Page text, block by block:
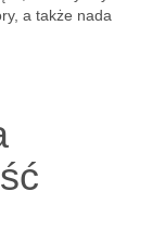
a także nada